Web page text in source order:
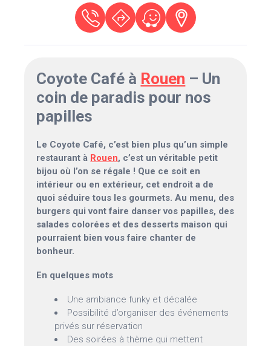
Coyote Café à Rouen – Un
coin de paradis pour nos
papilles
Le Coyote Café, c’est bien plus qu’un simple
restaurant à Rouen, c’est un véritable petit
bijou où l’on se régale ! Que ce soit en
intérieur ou en extérieur, cet endroit a de
quoi séduire tous les gourmets. Au menu, des
burgers qui vont faire danser vos papilles, des
salades colorées et des desserts maison qui
pourraient bien vous faire chanter de
bonheur.
En quelques mots
Une ambiance funky et décalée
Possibilité d’organiser des événements
privés sur réservation
Des soirées à thème qui mettent